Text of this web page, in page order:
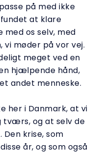
på med ikke
at klare
os selv, med
møder på vor vej.
meget ved en
hjælpende hånd,
andet menneske.
her i Danmark, at vi
tværs, og at selv de
krise, som
år, og som også